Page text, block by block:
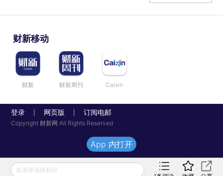
财新移动
财新 财新周刊 Caixin
登录 网页版 订阅电邮
Copyright 财新网 All Rights Reserved
发表评论得积分
App 内打开